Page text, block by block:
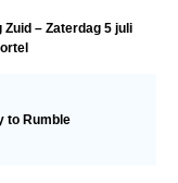
– Zaterdag 5 juli
to Rumble